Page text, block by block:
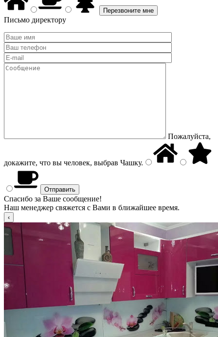
Письмо директору
Пожалуйста,
докажите, что вы человек, выбрав Чашку.
Спасибо за Ваше сообщение!
Наш менеджер свяжется с Вами в ближайшее время.